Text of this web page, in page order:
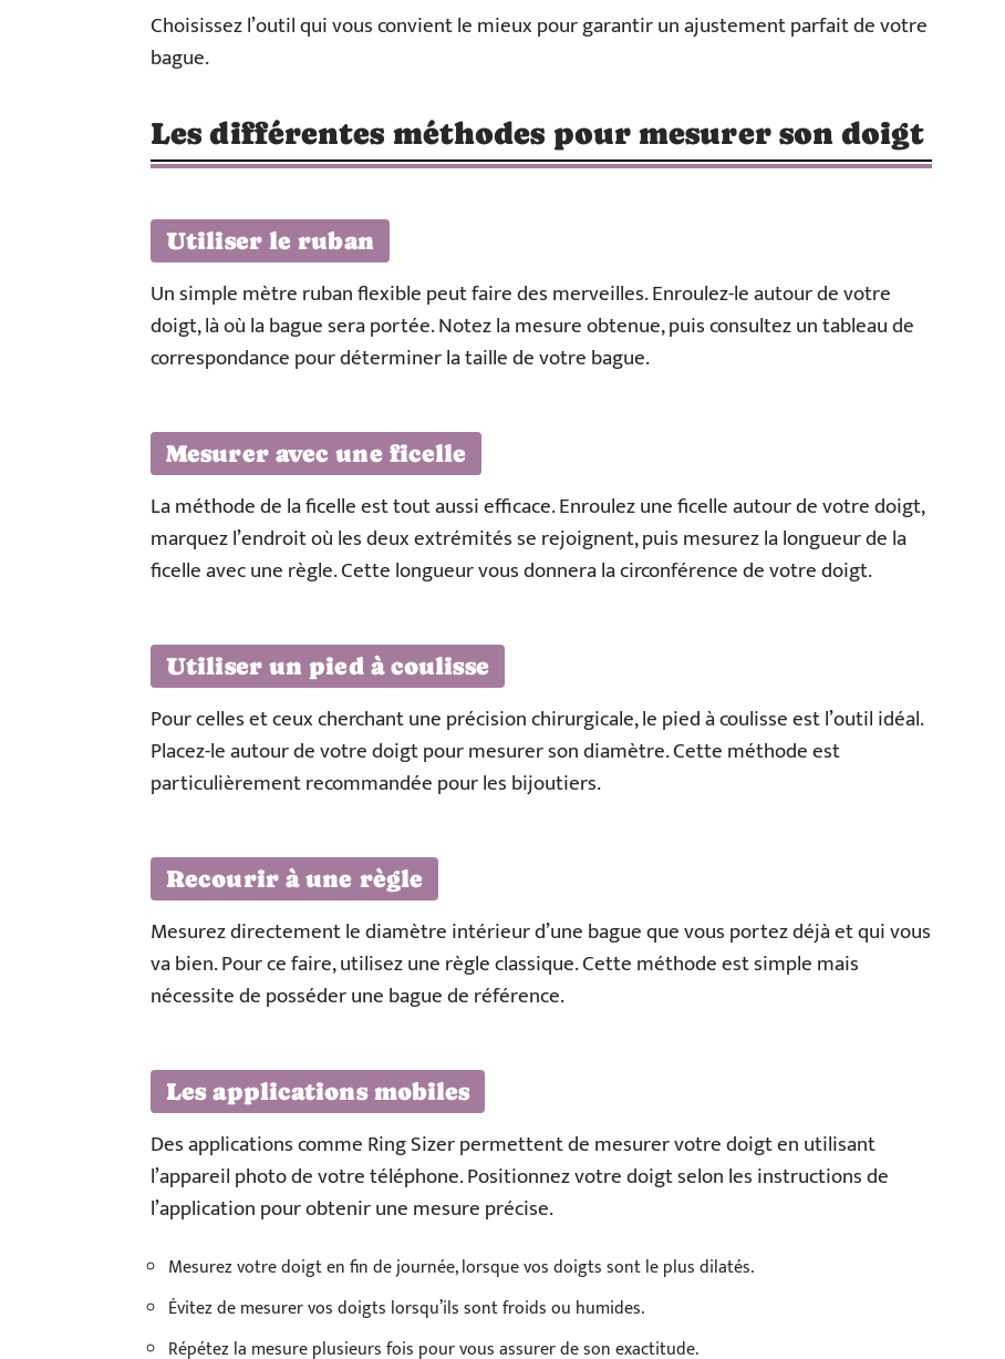
Choisissez l’outil qui vous convient le mieux pour garantir un ajustement parfait de votre
bague.
Les différentes méthodes pour mesurer son doigt
Utiliser le ruban
Un simple mètre ruban flexible peut faire des merveilles. Enroulez-le autour de votre
doigt, là où la bague sera portée. Notez la mesure obtenue, puis consultez un tableau de
correspondance pour déterminer la taille de votre bague.
Mesurer avec une ficelle
La méthode de la ficelle est tout aussi efficace. Enroulez une ficelle autour de votre doigt,
marquez l’endroit où les deux extrémités se rejoignent, puis mesurez la longueur de la
ficelle avec une règle. Cette longueur vous donnera la circonférence de votre doigt.
Utiliser un pied à coulisse
Pour celles et ceux cherchant une précision chirurgicale, le pied à coulisse est l’outil idéal.
Placez-le autour de votre doigt pour mesurer son diamètre. Cette méthode est
particulièrement recommandée pour les bijoutiers.
Recourir à une règle
Mesurez directement le diamètre intérieur d’une bague que vous portez déjà et qui vous
va bien. Pour ce faire, utilisez une règle classique. Cette méthode est simple mais
nécessite de posséder une bague de référence.
Les applications mobiles
Des applications comme Ring Sizer permettent de mesurer votre doigt en utilisant
l’appareil photo de votre téléphone. Positionnez votre doigt selon les instructions de
l’application pour obtenir une mesure précise.
Mesurez votre doigt en fin de journée, lorsque vos doigts sont le plus dilatés.
Évitez de mesurer vos doigts lorsqu’ils sont froids ou humides.
Répétez la mesure plusieurs fois pour vous assurer de son exactitude.